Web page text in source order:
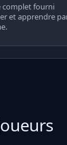
complet fourni
et apprendre